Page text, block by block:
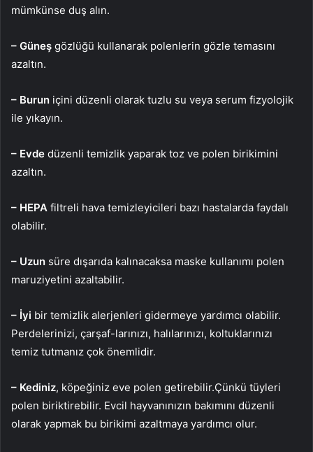
mümkünse duş alın.
– Güneş gözlüğü kullanarak polenlerin gözle temasını
azaltın.
– Burun içini düzenli olarak tuzlu su veya serum fizyolojik
ile yıkayın.
– Evde düzenli temizlik yaparak toz ve polen birikimini
azaltın.
– HEPA filtreli hava temizleyicileri bazı hastalarda faydalı
olabilir.
– Uzun süre dışarıda kalınacaksa maske kullanımı polen
maruziyetini azaltabilir.
– İyi bir temizlik alerjenleri gidermeye yardımcı olabilir.
Perdelerinizi, çarşaf-larınızı, halılarınızı, koltuklarınızı
temiz tutmanız çok önemlidir.
– Kediniz, köpeğiniz eve polen getirebilir.Çünkü tüyleri
polen biriktirebilir. Evcil hayvanınızın bakımını düzenli
olarak yapmak bu birikimi azaltmaya yardımcı olur.